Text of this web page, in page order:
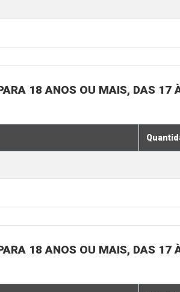
18 ANOS OU MAIS, DAS 17
18 ANOS OU MAIS, DAS 17